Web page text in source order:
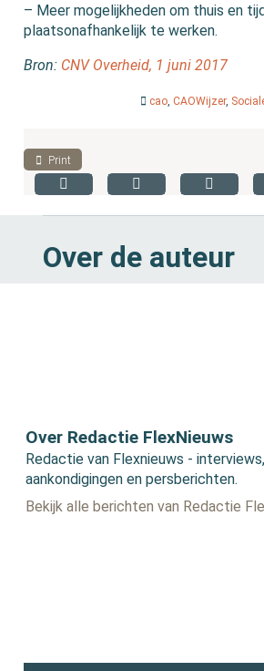
– Meer mogelijkheden om thuis en
plaatsonafhankelijk te werken.
Bron: CNV Overheid, 1 juni 2017
cao, CAOWijzer,
Print
Over de auteur
Over Redactie FlexNieuws
Redactie van Flexnieuws -
aankondigingen en persberichten.
Bekijk alle berichten van Redactie